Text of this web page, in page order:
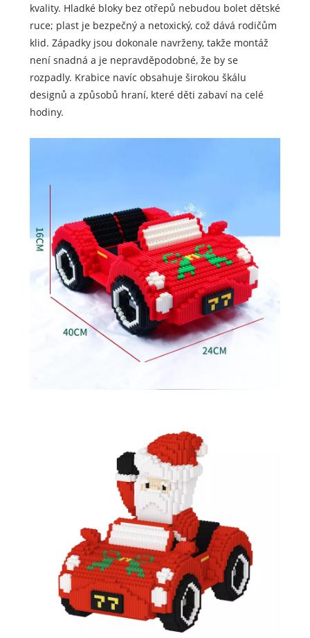
kvality. Hladké bloky bez otřepů nebudou bolet dětské
ruce; plast je bezpečný a netoxický, což dává rodičům
klid. Západky jsou dokonale navrženy, takže montáž
není snadná a je nepravděpodobné, že by se
rozpadly. Krabice navíc obsahuje širokou škálu
designů a způsobů hraní, které děti zabaví na celé
hodiny.